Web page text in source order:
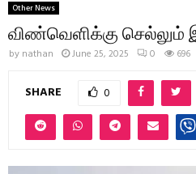
Other News
விண்வெளிக்கு
by nathan June 25, 2025 0 696
SHARE 0